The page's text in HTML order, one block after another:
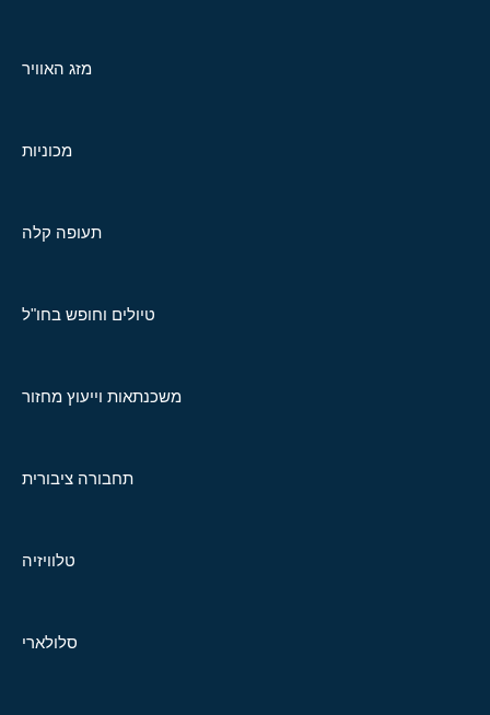
מזג האוויר
מכוניות
תעופה קלה
טיולים וחופש בחו"ל
משכנתאות וייעוץ מחזור
תחבורה ציבורית
טלוויזיה
סלולארי